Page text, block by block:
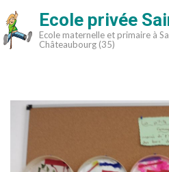
Aller
au
contenu
Ecole privée
Ecole maternelle et primaire à
Châteaubourg (35)